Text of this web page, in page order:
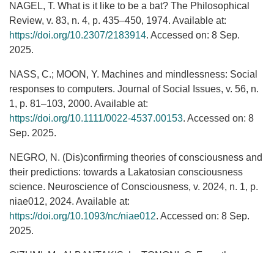
NAGEL, T. What is it like to be a bat? The Philosophical
Review, v. 83, n. 4, p. 435–450, 1974. Available at:
https://doi.org/10.2307/2183914. Accessed on: 8 Sep.
2025.
NASS, C.; MOON, Y. Machines and mindlessness: Social
responses to computers. Journal of Social Issues, v. 56, n.
1, p. 81–103, 2000. Available at:
https://doi.org/10.1111/0022-4537.00153. Accessed on: 8
Sep. 2025.
NEGRO, N. (Dis)confirming theories of consciousness and
their predictions: towards a Lakatosian consciousness
science. Neuroscience of Consciousness, v. 2024, n. 1, p.
niae012, 2024. Available at:
https://doi.org/10.1093/nc/niae012. Accessed on: 8 Sep.
2025.